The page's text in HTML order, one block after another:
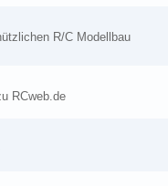
R/C Modellbau
RCweb.de